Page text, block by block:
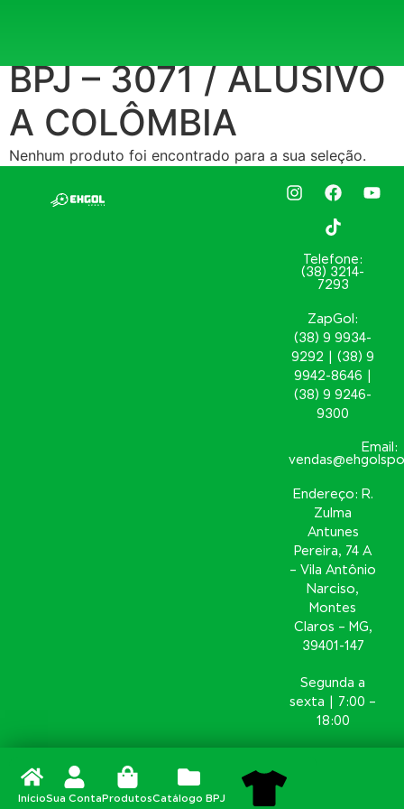
BPJ – 3071 / ALUSIVO
A COLÔMBIA
Nenhum produto foi encontrado para a sua seleção.
Telefone:
(38) 3214-
7293
ZapGol:
(38) 9 9934-
9292 | (38) 9
9942-8646 |
(38) 9 9246-
9300
Email:
Endereço: R.
Zulma
Antunes
Pereira, 74 A
– Vila Antônio
Narciso,
Montes
Claros – MG,
39401-147
Segunda a
sexta | 7:00 –
18:00
InícioSua ContaProdutosCatálogo BPJ